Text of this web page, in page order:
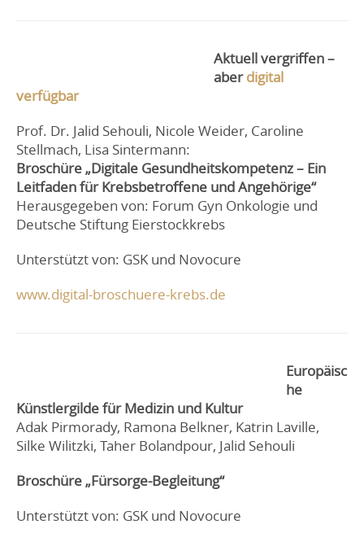
Aktuell vergriffen –
aberdigital
verfügbar
Prof. Dr. Jalid Sehouli, Nicole Weider, Caroline
Stellmach, Lisa Sintermann:
Broschüre „Digitale Gesundheitskompetenz – Ein
Leitfaden für Krebsbetroffene und Angehörige“
Herausgegeben von: Forum Gyn Onkologie und
Deutsche Stiftung Eierstockkrebs
Unterstützt von: GSK und Novocure
www.digital-broschuere-krebs.de
Europäisc
he
Künstlergilde für Medizin und Kultur
Adak Pirmorady, Ramona Belkner, Katrin Laville,
Silke Wilitzki, Taher Bolandpour, Jalid Sehouli
Broschüre „Fürsorge-Begleitung“
Unterstützt von: GSK und Novocure